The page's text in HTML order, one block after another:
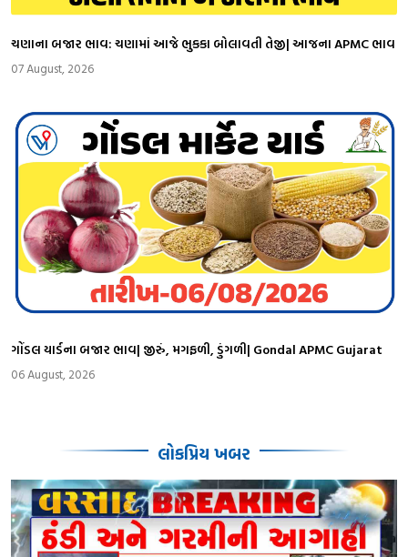
ચણાના બજાર ભાવ: ચણામાં આજે ભુકકા બોલાવતી તેજી| આજના APMC ભાવ
07 August, 2026
ગોંડલ યાર્ડના બજાર ભાવ| જીરું, મગફળી, ડુંગળી| Gondal APMC Gujarat
06 August, 2026
લોકપ્રિય ખબર